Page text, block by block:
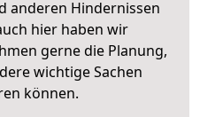
anderen Hindernissen
hier haben wir
gerne die Planung,
wichtige Sachen
können.